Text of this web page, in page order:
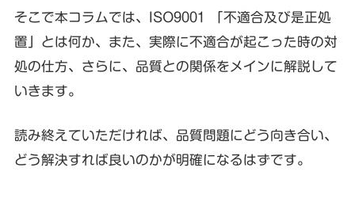
そこで本コラムでは、ISO9001 「不適合及び是正処
置」とは何か、また、実際に不適合が起こった時の対
処の仕方、さらに、品質との関係をメインに解説して
いきます。
読み終えていただければ、品質問題にどう向き合い、
どう解決すれば良いのかが明確になるはずです。